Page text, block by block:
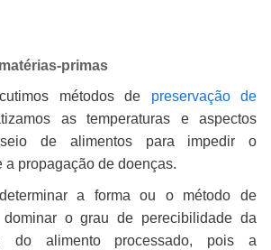
primas
métodos de preservação de
as temperaturas e aspectos
de alimentos para impedir o
a propagação de doenças.
a forma ou o método de
dominar o grau de perecibilidade da
do alimento processado, pois a